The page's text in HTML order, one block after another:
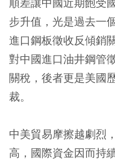
步升值，光是過去一
進口鋼板徵收反傾銷
對中國進口油井鋼管
關稅，後者更是美國
裁。
中美貿易摩擦越劇烈
高，國際資金因而持